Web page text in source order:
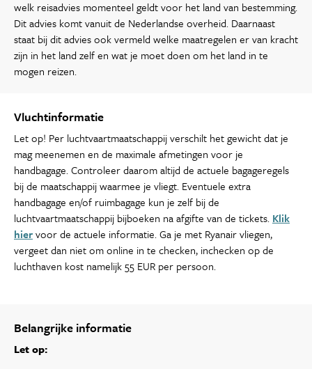
welk reisadvies momenteel geldt voor het land van bestemming.
Dit advies komt vanuit de Nederlandse overheid. Daarnaast
staat bij dit advies ook vermeld welke maatregelen er van kracht
zijn in het land zelf en wat je moet doen om het land in te
mogen reizen.
Vluchtinformatie
Let op! Per luchtvaartmaatschappij verschilt het gewicht dat je
mag meenemen en de maximale afmetingen voor je
handbagage. Controleer daarom altijd de actuele bagageregels
bij de maatschappij waarmee je vliegt. Eventuele extra
handbagage en/of ruimbagage kun je zelf bij de
luchtvaartmaatschappij bijboeken na afgifte van de tickets. Klik
hiervoor de actuele informatie. Ga je met Ryanair vliegen,
vergeet dan niet om online in te checken, inchecken op de
luchthaven kost namelijk 55 EUR per persoon.
Belangrijke informatie
Let op: